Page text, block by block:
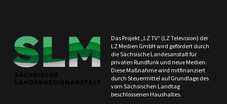
Das Projekt „LZ TV“ (LZ Television) der
LZ Medien GmbH wird gefördert durch
die Sächsische Landesanstalt für
privaten Rundfunk und neue Medien.
Diese Maßnahme wird mitfinanziert
durch Steuermittel auf Grundlage des
vom Sächsischen Landtag
beschlossenen Haushaltes.